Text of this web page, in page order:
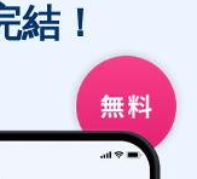
結！